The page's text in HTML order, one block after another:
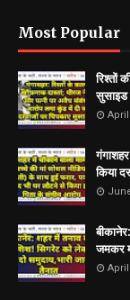
Most Popular
रिश्तों
सुसाइड
April
किया
जमकर
April